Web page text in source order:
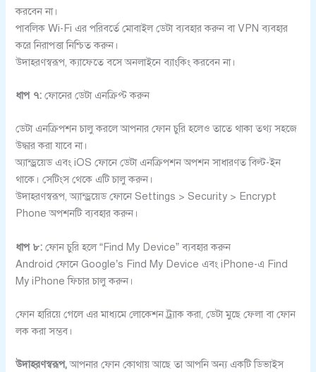
করবেন না।
পাবলিক Wi-Fi এর পরিবর্তে মোবাইল ডেটা ব্যবহার করুন বা VPN ব্যবহার
করে নিরাপত্তা নিশ্চিত করুন।
উদাহরণস্বরূপ, ক্যাফেতে বসে অনলাইনে ব্যাংকিং করবেন না।
ধাপ ৭: ফোনের ডেটা এনক্রিপ্ট করুন
ডেটা এনক্রিপশন চালু করলে আপনার ফোন চুরি হলেও তাতে থাকা তথ্য সহজে
উদ্ধার করা যাবে না।
অ্যান্ড্রয়েড এবং iOS ফোনে ডেটা এনক্রিপশন অপশন সাধারণত বিল্ট-ইন
থাকে। সেটিংস থেকে এটি চালু করুন।
উদাহরণস্বরূপ, অ্যান্ড্রয়েড ফোনে Settings > Security > Encrypt
Phone অপশনটি ব্যবহার করুন।
ধাপ ৮: ফোন চুরি হলে “Find My Device” ব্যবহার করুন
Android ফোনে Google’s Find My Device এবং iPhone-এ Find
My iPhone ফিচার চালু করুন।
ফোন হারিয়ে গেলে এর মাধ্যমে লোকেশন ট্র্যাক করা, ডেটা মুছে ফেলা বা ফোন
লক করা সম্ভব।
উদাহরণস্বরূপ,আপনার ফোন কোথায় আছে তা আপনি অন্য একটি ডিভাইস